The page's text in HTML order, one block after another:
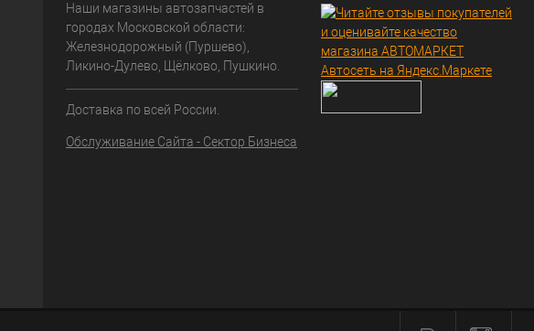
Наши магазины автозапчастей в
городах Московской области:
Железнодорожный (Пуршево),
Ликино-Дулево, Щёлково, Пушкино.
Доставка по всей России.
Обслуживание Сайта - Сектор Бизнеса